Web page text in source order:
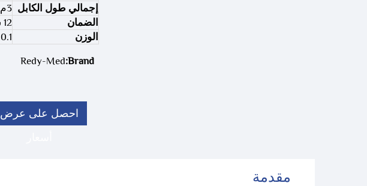
إجمالي طول الكابل 3م
الضمان
12 شهرًا
الوزن
0.1 كجم
Brand:
Redy-Med
احصل على عرض
مقدمة